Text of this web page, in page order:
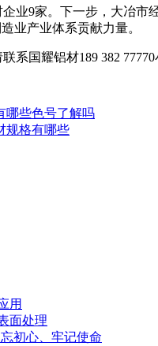
业9家。下一步，大冶
业产业体系贡献力量。
系国耀铝材189 382
哪些色号了解吗
规格有哪些
用
面处理
初心、牢记使命